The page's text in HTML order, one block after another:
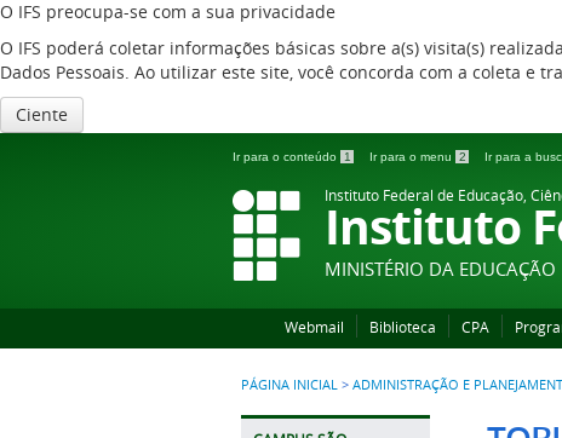
O IFS preocupa-se com a sua privacidade
O IFS poderá coletar informações básicas sobre a(s) visita(s)
Dados Pessoais. Ao utilizar este site, você concorda com a coleta e
Ciente
Ir para o conteúdo 1 Ir para o menu 2 Ir para a
Instituto Federal de Educação,
Instituto
MINISTÉRIO DA EDUCAÇÃO
Webmail Biblioteca CPA
PÁGINA INICIAL > ADMINISTRAÇÃO E